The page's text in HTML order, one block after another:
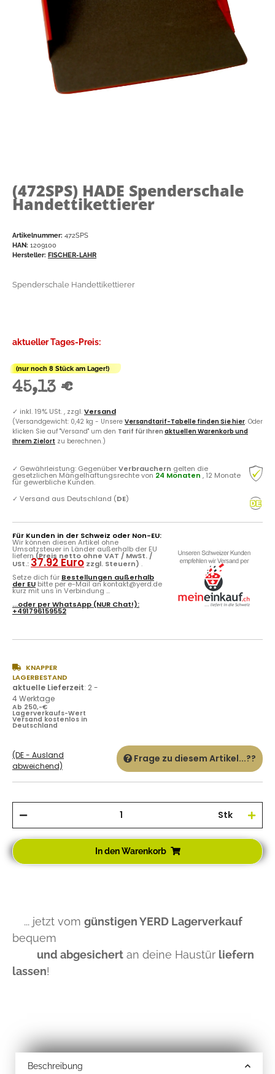
(472SPS) HADE Spenderschale
Handettikettierer
Artikelnummer: 472SPS
HAN: 1209100
Hersteller: FISCHER-LAHR
Spenderschale Handettikettierer
aktueller Tages-Preis:
(nur noch 8 Stück am Lager!)
45,13 €
✓ inkl. 19% USt. , zzgl.Versand
(Versandgewicht: 0,42 kg - Unsere Versandtarif-Tabelle finden Sie hier. Oder
klicken Sie auf "Versand" um den Tarif für Ihren aktuellen Warenkorb und
Ihrem Zielort zu berechnen.)
✓ Gewährleistung: GegenüberVerbrauchern gelten die
gesetzlichen Mängelhaftungsrechte von 24 Monaten , 12 Monate
für gewerbliche Kunden.
✓ Versand aus Deutschland (DE)
Für Kunden in der Schweiz oder Non-EU:
Wir können diesen Artikel ohne
Umsatzsteuer in Länder außerhalb der EU
liefern(Preis netto ohne VAT / MwSt. /
USt.: 37.92 Euro zzgl. Steuern) .
Setze dich für Bestellungen außerhalb
der EU bitte per e-Mail an kontakt@yerd.de
kurz mit uns in Verbindung ...
...oder perWhatsApp (NUR Chat!):
+491796159552
KNAPPER
LAGERBESTAND
aktuelle Lieferzeit: 2 -
4 Werktage
Ab 250,-€
Lagerverkaufs-Wert
Versand kostenlos in
Deutschland
(DE - Ausland
abweichend)
Frage zu diesem Artikel...??
Stk
In den Warenkorb
... jetzt vom günstigen YERD Lagerverkauf
bequem
und abgesichert an deine Haustür liefern
lassen!
Beschreibung